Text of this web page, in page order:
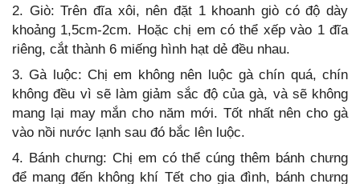
2. Giò: Trên đĩa xôi, nên đặt 1 khoanh giò có độ dày
khoảng 1,5cm-2cm. Hoặc chị em có thể xếp vào 1 đĩa
riêng, cắt thành 6 miếng hình hạt dẻ đều nhau.
3. Gà luộc: Chị em không nên luộc gà chín quá, chín
không đều vì sẽ làm giảm sắc độ của gà, và sẽ không
mang lại may mắn cho năm mới. Tốt nhất nên cho gà
vào nồi nước lạnh sau đó bắc lên luộc.
4. Bánh chưng: Chị em có thể cúng thêm bánh chưng
để mang đến không khí Tết cho gia đình, bánh chưng